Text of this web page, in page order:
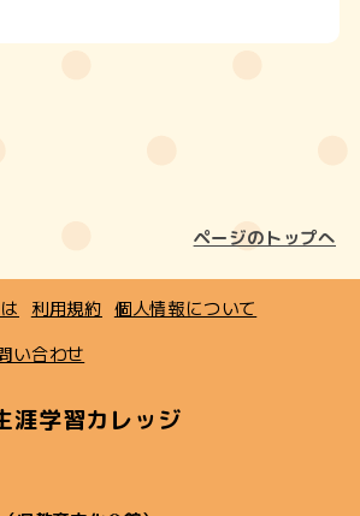
ページのトップへ
利用規約 個人情報について
い合わせ
涯学習カレッジ